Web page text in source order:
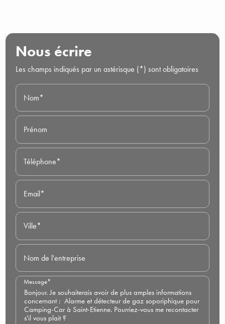
Nous écrire
Les champs indiqués par un astérisque (*) sont obligatoires
Nom*
Prénom
Téléphone*
Email*
Ville*
Nom de l'entreprise
Message*